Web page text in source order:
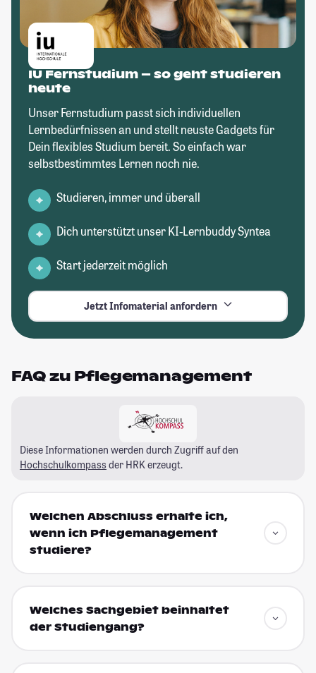
IU Fernstudium – so geht studieren
heute
Unser Fernstudium passt sich individuellen
Lernbedürfnissen an und stellt neuste Gadgets für
Dein flexibles Studium bereit. So einfach war
selbstbestimmtes Lernen noch nie.
Studieren, immer und überall
Dich unterstützt unser KI-Lernbuddy Syntea
Start jederzeit möglich
Jetzt Infomaterial anfordern
FAQ zu Pflegemanagement
Diese Informationen werden durch Zugriff auf den
Hochschulkompass der HRK erzeugt.
Welchen Abschluss erhalte ich,
wenn ich Pflegemanagement
studiere?
Welches Sachgebiet beinhaltet
der Studiengang?